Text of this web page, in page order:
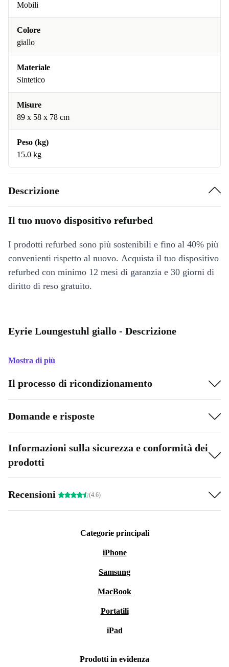
Mobili
Colore
giallo
Materiale
Sintetico
Misure
89 x 58 x 78 cm
Peso (kg)
15.0 kg
Descrizione
Il tuo nuovo dispositivo refurbed
I prodotti refurbed sono più sostenibili e fino al 40% più
convenienti rispetto al nuovo. Acquista il tuo dispositivo
refurbed con minimo 12 mesi di garanzia e 30 giorni di
diritto di reso gratuito.
Eyrie Loungestuhl giallo - Descrizione
Mostra di più
Il processo di ricondizionamento
Domande e risposte
Informazioni sulla sicurezza e conformità dei
prodotti
Recensioni (4.6)
Categorie principali
iPhone
Samsung
MacBook
Portatili
iPad
Prodotti in evidenza